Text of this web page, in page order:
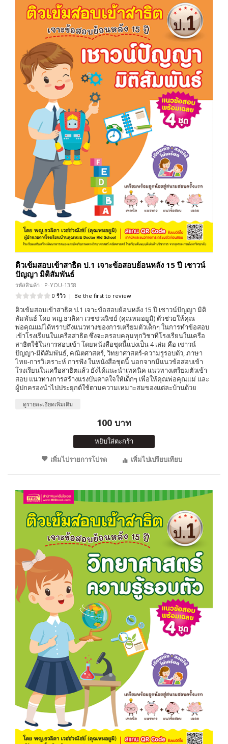
ติวเข้มสอบเข้าสาธิต ป.1 เจาะข้อสอบย้อนหลัง 15 ปี เชาวน์
ปัญญา มิติสัมพันธ์
รหัสสินค้า : P-YOU-1358
0 รีวิว | Be the first to review
ติวเข้มสอบเข้าสาธิต ป.1 เจาะข้อสอบย้อนหลัง 15 ปี เชาวน์ปัญญา มิติ
สัมพันธ์ โดย พญ.ธวลิดา เวชชวณิชย์ (คุณหมอยูมิ) ตัวช่วยให้คุณ
พ่อคุณแม่ได้ทราบถึงแนวทางของการเตรียมตัวเด็กๆ ในการทำข้อสอบ
เข้าโรงเรียนในเครือสาธิต ซึ่งจะครอบคลุมทุกวิชาที่โรงเรียนในเครือ
สาธิตใช้ในการสอบเข้า โดยหนังสือชุดนี้แบ่งเป็น 4 เล่ม คือ เชาวน์
ปัญญา-มิติสัมพันธ์, คณิตศาสตร์, วิทยาศาสตร์-ความรูรอบตัว, ภาษา
ไทย-การวิเคราะห์ การฟัง ในหนังสือชุดนี้ นอกจากมีแนวข้อสอบเข้า
โรงเรียนในเครือสาธิตแล้ว ยังได้แนะนำเทคนิค แนวทางเตรียมตัวเข้า
สอบ แนวทางการสร้างแรงบันดาลใจให้เด็กๆ เพื่อให้คุณพ่อคุณแม่ และ
ผู้ปกครองนำไปประยุกต์ใช้ตามความเหมาะสมของแต่ละบ้านด้วย
ดูรายละเอียดเพิ่มเติม
100 บาท
หยิบใส่ตะกร้า
เพิ่มไปรายการโปรด
เพิ่มไปเปรียบเทียบ